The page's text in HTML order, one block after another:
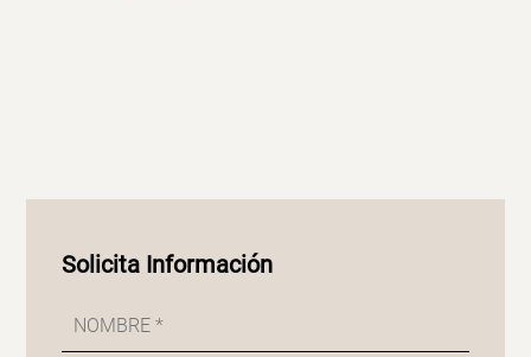
Solicita Información